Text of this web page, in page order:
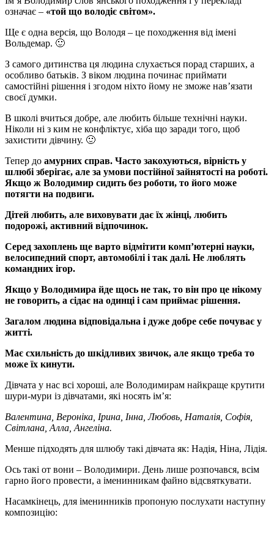
означає – «той що володіє світом».
Ще є одна версія, що Володя – це походження від імені
Вольдемар. 🙂
З самого дитинства ця людина слухається порад старших, а
особливо батьків. З віком людина починає приймати
самостійні рішення і згодом ніхто йому не зможе нав’язати
своєї думки.
В школі вчиться добре, але любить більше технічні науки.
Ніколи ні з ким не конфліктує, хіба що заради того, щоб
захистити дівчину. 🙂
Тепер до амурних справ. Часто закохуються, вірність у
шлюбі зберігає, але за умови постійної зайнятості на роботі.
Якщо ж Володимир сидить без роботи, то його може
потягти на подвиги.
Дітей любить, але виховувати дає їх жінці, любить
подорожі, активний відпочинок.
Серед захоплень ще варто відмітити комп’ютерні науки,
велосипедний спорт, автомобілі і так далі. Не люблять
командних ігор.
Якщо у Володимира йде щось не так, то він про це нікому
не говорить, а сідає на одинці і сам приймає рішення.
Загалом людина відповідальна і дуже добре себе почуває у
житті.
Має схильність до шкідливих звичок, але якщо треба то
може їх кинути.
Дівчата у нас всі хороші, але Володимирам найкраще крутити
шури-мури із дівчатами, які носять ім’я:
Валентина, Вероніка, Ірина, Інна, Любовь, Наталія, Софія,
Світлана, Алла, Ангеліна.
Менше підходять для шлюбу такі дівчата як: Надія, Ніна, Лідія.
Ось такі от вони – Володимири. День лише розпочався, всім
гарно його провести, а іменинникам файно відсвяткувати.
Насамкінець, для іменинників пропоную послухати наступну
композицію: